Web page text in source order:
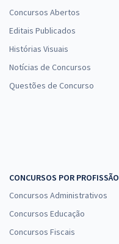
Concursos Abertos
Editais Publicados
Histórias Visuais
Notícias de Concursos
Questões de Concurso
CONCURSOS POR PROFISSÃO
Concursos Administrativos
Concursos Educação
Concursos Fiscais